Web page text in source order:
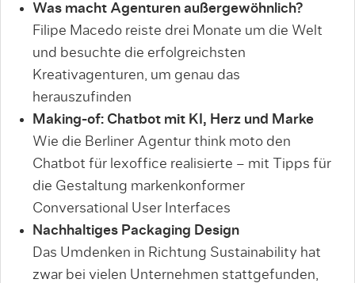
Was macht Agenturen außergewöhnlich?
Filipe Macedo reiste drei Monate um die Welt
und besuchte die erfolgreichsten
Kreativagenturen, um genau das
herauszufinden
Making-of: Chatbot mit KI, Herz und Marke
Wie die Berliner Agentur think moto den
Chatbot für lexoffice realisierte – mit Tipps für
die Gestaltung markenkonformer
Conversational User Interfaces
Nachhaltiges Packaging Design
Das Umdenken in Richtung Sustainability hat
zwar bei vielen Unternehmen stattgefunden,